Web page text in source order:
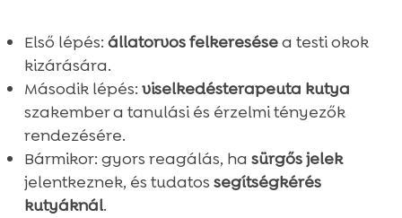
Első lépés: állatorvos felkeresésea testi okok
kizárására.
Második lépés: viselkedésterapeuta kutya
szakember a tanulási és érzelmi tényezők
rendezésére.
Bármikor: gyors reagálás, ha sürgős jelek
jelentkeznek, és tudatos segítségkérés
kutyáknál.